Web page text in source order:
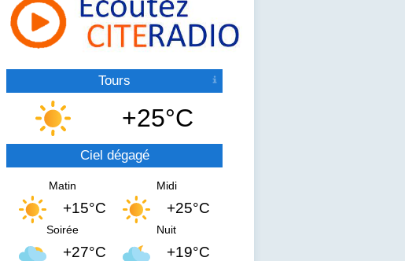
Tours
+25°C
Ciel dégagé
Matin
+15°C
Midi
+25°C
Soirée
+27°C
Nuit
+19°C